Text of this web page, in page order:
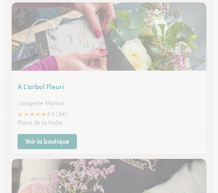
A L’arbol Fleuri
Lacapelle Marival
★★★★★4.5 (24)
Place de la Halle
Voir la boutique